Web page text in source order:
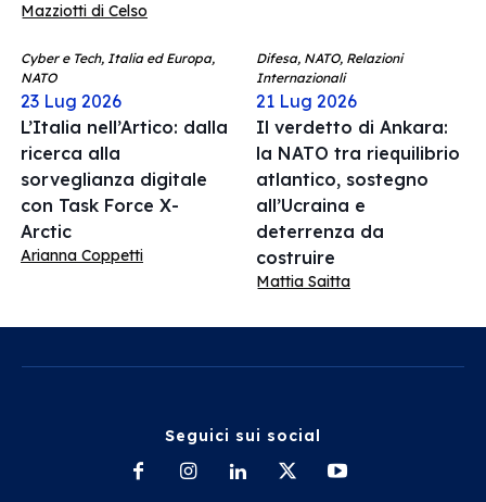
Mazziotti di Celso
Cyber e Tech, Italia ed Europa,
NATO
23 Lug 2026
L’Italia nell’Artico: dalla
ricerca alla
sorveglianza digitale
con Task Force X-
Arctic
Arianna Coppetti
Difesa, NATO, Relazioni
Internazionali
21 Lug 2026
Il verdetto di Ankara:
la NATO tra riequilibrio
atlantico, sostegno
all’Ucraina e
deterrenza da
costruire
Mattia Saitta
Seguici sui social